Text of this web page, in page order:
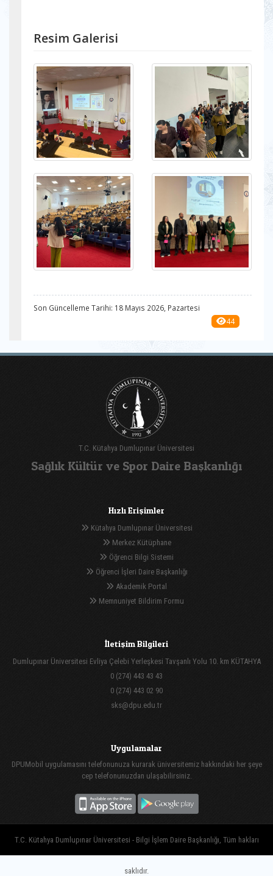
Resim Galerisi
Son Güncelleme Tarihi: 18 Mayıs 2026, Pazartesi
44
T.C. Kütahya Dumlupınar Üniversitesi
Sağlık Kültür ve Spor Daire Başkanlığı
Hızlı Erişimler
Kütahya Dumlupınar Üniversitesi
Merkez Kütüphane
Öğrenci Bilgi Sistemi
Öğrenci İşleri Daire Başkanlığı
Akademik Portal
Memnuniyet Bildirim Formu
İletişim Bilgileri
Dumlupınar Üniversitesi Evliya Çelebi Yerleşkesi Tavşanlı Yolu 10. km KÜTAHYA
0 (274) 443 43 43
0 (274) 443 02 90
sks@dpu.edu.tr
Uygulamalar
DPUMobil uygulamasını telefonunuza kurarak üniversitemiz hakkındaki her şeye
cep telefonunuzdan ulaşabilirsiniz.
T.C. Kütahya Dumlupınar Üniversitesi - Bilgi İşlem Daire Başkanlığı, Tüm hakları
saklıdır.